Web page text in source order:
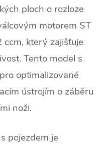
ploch o rozloze
motorem ST
který zajišťuje
Tento model s
optimalizované
ústrojím o záběru
noži.
pojezdem je